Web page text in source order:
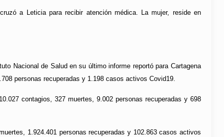
a Leticia para recibir atención médica. La mujer, reside en
Nacional de Salud en su último informe reportó para Cartagena
personas recuperadas y 1.198 casos activos Covid19.
contagios, 327 muertes, 9.002 personas recuperadas y 698
1.924.401 personas recuperadas y 102.863 casos activos